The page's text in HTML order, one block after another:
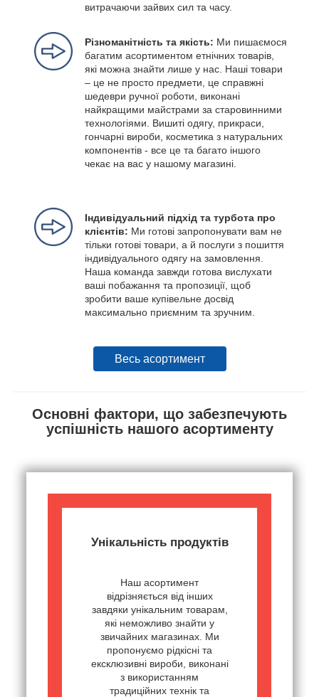
витрачаючи зайвих сил та часу.
Різноманітність та якість: Ми пишаємося
багатим асортиментом етнічних товарів,
які можна знайти лише у нас. Наші товари
– це не просто предмети, це справжні
шедеври ручної роботи, виконані
найкращими майстрами за старовинними
технологіями. Вишиті одягу, прикраси,
гончарні вироби, косметика з натуральних
компонентів - все це та багато іншого
чекає на вас у нашому магазині.
Індивідуальний підхід та турбота про
клієнтів: Ми готові запропонувати вам не
тільки готові товари, а й послуги з пошиття
індивідуального одягу на замовлення.
Наша команда завжди готова вислухати
ваші побажання та пропозиції, щоб
зробити ваше купівельне досвід
максимально приємним та зручним.
Весь асортимент
Основні фактори, що забезпечують
успішність нашого асортименту
Унікальність продуктів
Наш асортимент
відрізняється від інших
завдяки унікальним товарам,
які неможливо знайти у
звичайних магазинах. Ми
пропонуємо рідкісні та
ексклюзивні вироби, виконані
з використанням
традиційних технік та